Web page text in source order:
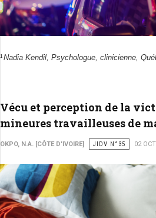
1 Nadia Kendil, Psychologue, clinicienne,
Vécu et perception de la
mineures travailleuses de
OKPO, N.A. [CÔTE D'IVOIRE] JIDV N°35 02